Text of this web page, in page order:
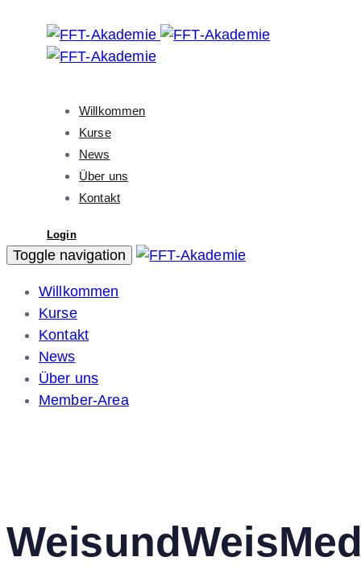
primary
Willkommen
Kurse
News
Über uns
Kontakt
Login
Toggle navigation
Willkommen
Kurse
Kontakt
News
Über uns
Member-Area